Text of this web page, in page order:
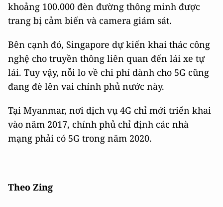
khoảng 100.000 đèn đường thông minh được
trang bị cảm biến và camera giám sát.
Bên cạnh đó, Singapore dự kiến khai thác công
nghệ cho truyền thông liên quan đến lái xe tự
lái. Tuy vậy, nỗi lo về chi phí dành cho 5G cũng
đang đè lên vai chính phủ nước này.
Tại Myanmar, nơi dịch vụ 4G chỉ mới triển khai
vào năm 2017, chính phủ chỉ định các nhà
mạng phải có 5G trong năm 2020.
Theo Zing